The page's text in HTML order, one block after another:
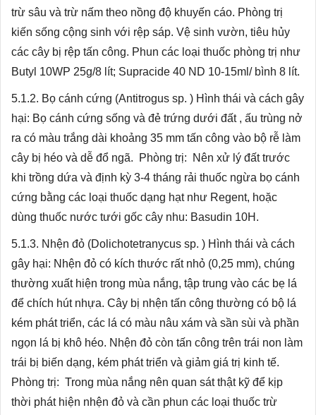
trừ sâu và trừ nấm theo nồng độ khuyến cáo. Phòng trị
kiến sống cộng sinh với rệp sáp. Vệ sinh vườn, tiêu hủy
các cây bị rệp tấn công. Phun các loại thuốc phòng trị như
Butyl 10WP 25g/8 lít; Supracide 40 ND 10-15ml/ bình 8 lít.
5.1.2. Bọ cánh cứng (Antitrogus sp. ) Hình thái và cách gây
hại: Bọ cánh cứng sống và đẻ trứng dưới đất , ấu trùng nở
ra có màu trắng dài khoảng 35 mm tấn công vào bộ rễ làm
cây bị héo và dễ đổ ngã. Phòng trị: Nên xử lý đất trước
khi trồng dứa và định kỳ 3-4 tháng rải thuốc ngừa bọ cánh
cứng bằng các loại thuốc dạng hạt như Regent, hoặc
dùng thuốc nước tưới gốc cây nhu: Basudin 10H.
5.1.3. Nhện đỏ (Dolichotetranycus sp. ) Hình thái và cách
gây hại: Nhện đỏ có kích thước rất nhỏ (0,25 mm), chúng
thường xuất hiện trong mùa nắng, tập trung vào các bẹ lá
để chích hút nhựa. Cây bị nhện tấn công thường có bộ lá
kém phát triển, các lá có màu nâu xám và sần sùi và phần
ngọn lá bị khô héo. Nhện đỏ còn tấn công trên trái non làm
trái bị biến dạng, kém phát triển và giảm giá trị kinh tế.
Phòng trị: Trong mùa nắng nên quan sát thật kỹ để kịp
thời phát hiện nhện đỏ và cần phun các loại thuốc trừ